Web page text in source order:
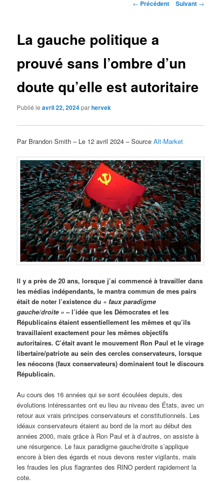
Navigation
← Précédent Suivant →
La gauche politique a
prouvé sans l’ombre d’un
doute qu’elle est autoritaire
Publié leavril 22, 2024parhervek
Par Brandon Smith – Le 12 avril 2024 – SourceAlt-Market
Il y a près de 20 ans, lorsque j’ai commencé à travailler dans
les médias indépendants, le mantra commun de mes pairs
était de noter l’existence du « faux paradigme
gauche/droite »– l’idée que les Démocrates et les
Républicains étaient essentiellement les mêmes et qu’ils
travaillaient exactement pour les mêmes objectifs
autoritaires. C’était avant le mouvement Ron Paul et le virage
libertaire/patriote au sein des cercles conservateurs, lorsque
les néocons (faux conservateurs) dominaient tout le discours
Républicain.
Au cours des 16 années qui se sont écoulées depuis, des
évolutions intéressantes ont eu lieu au niveau des États, avec un
retour aux vrais principes conservateurs et constitutionnels. Les
idéaux conservateurs étaient au bord de la mort au début des
années 2000, mais grâce à Ron Paul et à d’autres, on assiste à
une résurgence. Le faux paradigme gauche/droite s’applique
encore à bien des égards et nous devons rester vigilants, mais
les fraudes les plus flagrantes des RINO perdent rapidement la
cote.